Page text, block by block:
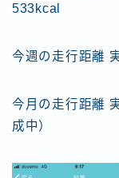
533kcal
今週の走行距離
今月の走行距離
成中）